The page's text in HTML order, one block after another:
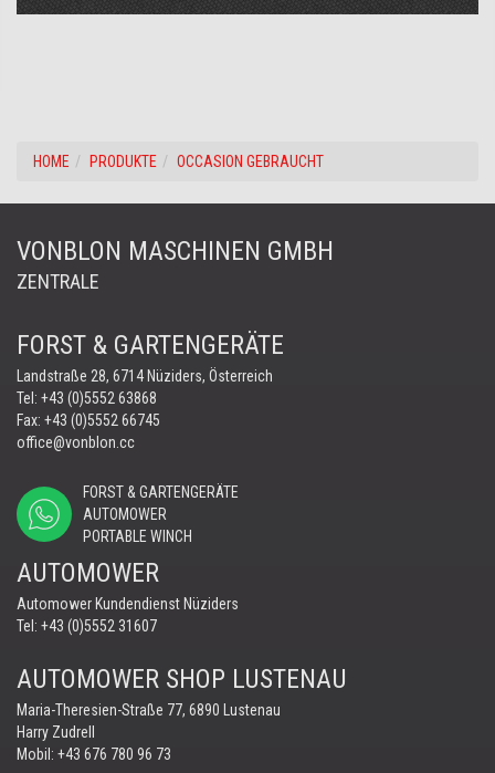
HOME PRODUKTE OCCASION GEBRAUCHT
VONBLON MASCHINEN GMBH
ZENTRALE
FORST & GARTENGERÄTE
Landstraße 28, 6714 Nüziders, Österreich
Tel: +43 (0)5552 63868
Fax: +43 (0)5552 66745
office@vonblon.cc
FORST & GARTENGERÄTE
AUTOMOWER
PORTABLE WINCH
AUTOMOWER
Automower Kundendienst Nüziders
Tel: +43 (0)5552 31607
AUTOMOWER SHOP LUSTENAU
Maria-Theresien-Straße 77, 6890 Lustenau
Harry Zudrell
Mobil: +43 676 780 96 73